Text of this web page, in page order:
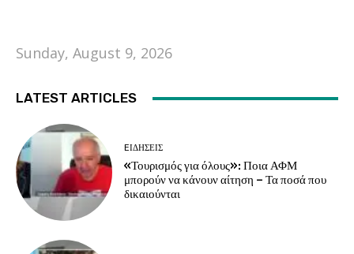
Sunday, August 9, 2026
LATEST ARTICLES
EΙΔΗΣΕΙΣ
«Τουρισμός για όλους»: Ποια ΑΦΜ
μπορούν να κάνουν αίτηση – Τα ποσά που
δικαιούνται